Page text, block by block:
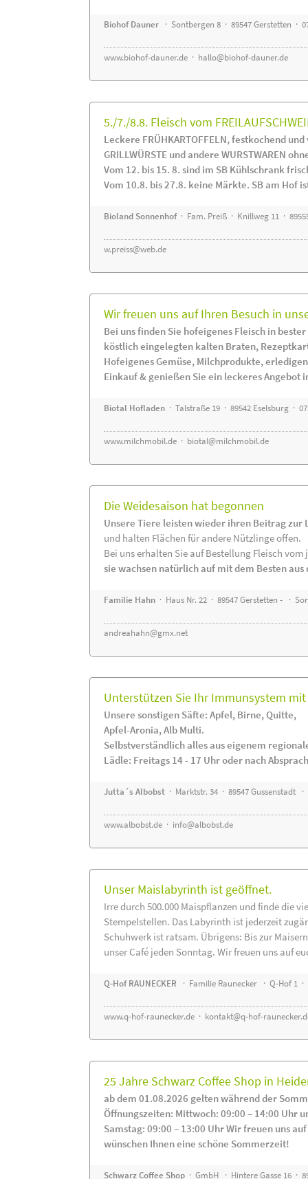
Biohof Dauner · Sontbergen 8 · 89547 Gerstetten ·
www.biohof-dauner.de · hallo@biohof-dauner.de
5./7./8.8. Fleisch vom
Leckere FRÜHKARTOFFELN, festkochend
GRILLWÜRSTE und andere WURSTWAREN
Vom 12. bis 15. 8. sind im SB Kühlschrank
Vom 10.8. bis 27.8. keine Märkte. SB am Hof
Bioland Sonnenhof· Fam. Preiß · Knillweg 11 ·
w.preiss@web.de
Wir freuen uns auf Ihren Besuch in
Bei uns finden Sie hofeigenes Fleisch in
köstlich eingelegten kalten Braten,
Hofeigenes Gemüse, Milchprodukte,
Einkauf & genießen Sie ein leckeres Angebot
Biotal Hofladen · Talstraße 19 · 89542 Eselsburg ·
www.milchmobil.de · biotal@milchmobil.de
Die Weidesaison hat begonnen
Unsere Tiere leisten wieder ihren Beitrag zur
und halten Flächen für andere Nützlinge offen.
Bei uns erhalten Sie auf Bestellung Fleisch
sie wachsen natürlich auf mit dem Besten aus
Familie Hahn · Haus Nr. 22 · 89547 Gerstetten - ·
andreahahn@gmx.net
Unterstützen Sie Ihr Immunsystem
Unsere sonstigen Säfte: Apfel, Birne, Quitte,
Apfel-Aronia, Alb Multi.
Selbstverständlich alles aus eigenem
Lädle: Freitags 14 - 17 Uhr oder nach
Jutta´s Albobst · Marktstr. 34 · 89547 Gussenstadt ·
www.albobst.de · info@albobst.de
Unser Maislabyrinth ist geöffnet.
Irre durch 500.000 Maispflanzen und finde die
Stempelstellen. Das Labyrinth ist jederzeit
Schuhwerk ist ratsam. Übrigens: Bis zur
unser Café jeden Sonntag. Wir freuen uns auf
Q-Hof RAUNECKER · Familie Raunecker · Q-Hof 1
www.q-hof-raunecker.de · kontakt@q-hof-
25 Jahre Schwarz Coffee Shop in
ab dem 01.08.2026 gelten während der
Öffnungszeiten: Mittwoch: 09:00 – 14:00 Uhr
Samstag: 09:00 – 13:00 Uhr Wir freuen uns
wünschen Ihnen eine schöne Sommerzeit!
Schwarz Coffee Shop · GmbH · Hintere Gasse 16 ·